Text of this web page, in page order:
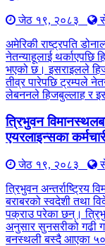
जेठ १९, २०८३
अमेरिकी राष्ट्रपति
नेतन्याहूलाई थर्काएपछि
भएको छ। इसराइलले
तीव्र पारेपछि ट्रम्पले
लेबननले हिजबुल्लाह र
त्रिभुवन
एयरलाइन्सका
जेठ १९, २०८३
त्रिभुवन अन्तर्राष्ट्रिय
बराबरको स्वदेशी तथा
पक्राउ परेका छन्।
अनुसार सुनसरीको गढी
बनस्थली बस्दै आएका ५०